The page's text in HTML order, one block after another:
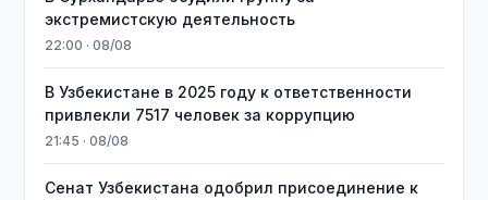
экстремистскую деятельность
22:00 · 08/08
В Узбекистане в 2025 году к ответственности
привлекли 7517 человек за коррупцию
21:45 · 08/08
Сенат Узбекистана одобрил присоединение к